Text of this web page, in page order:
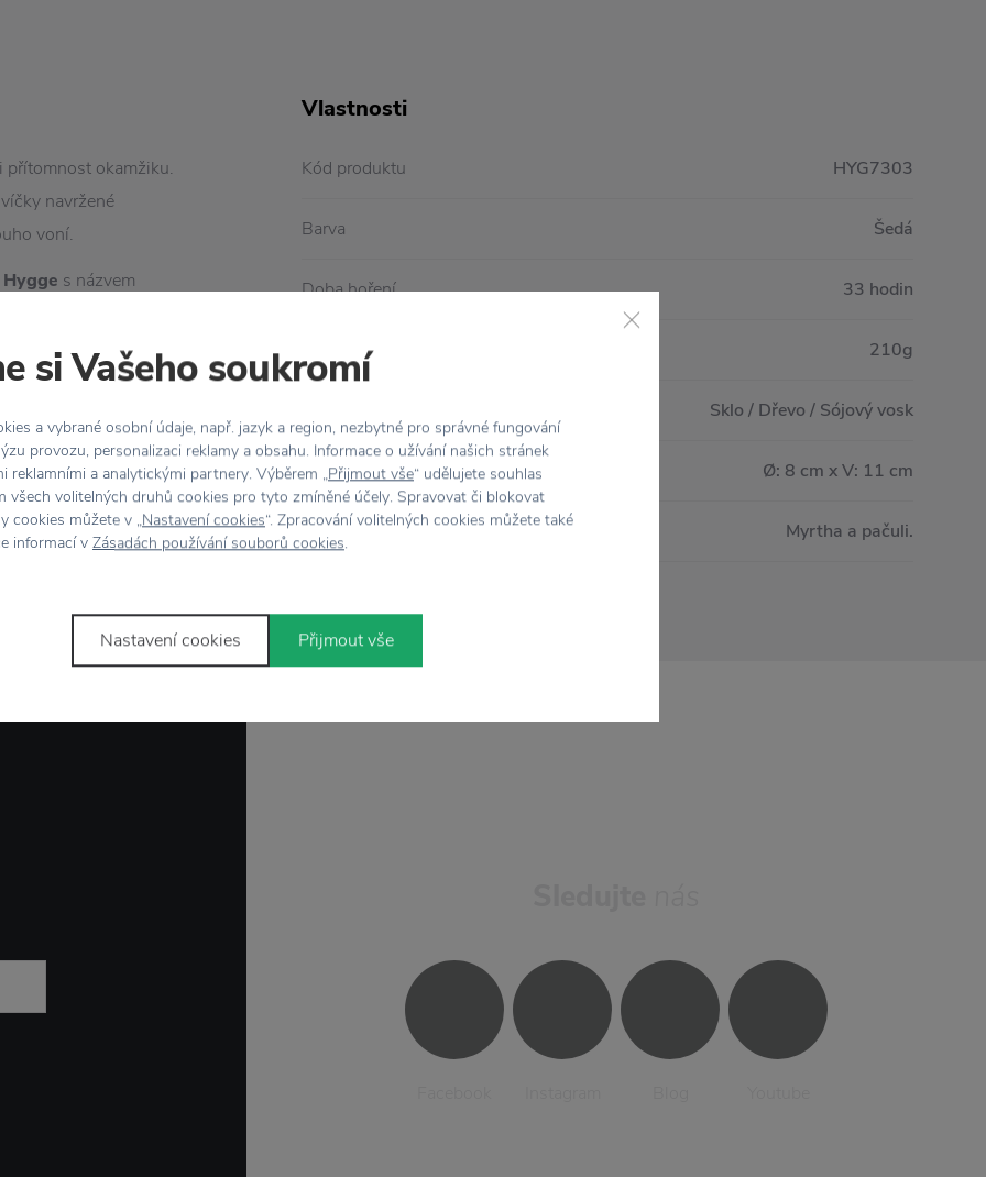
přítomnost okamžiku.
navržené
voní.
Hygge s názvem
a čistě. Díky dvěma
jako dekoraci.
Vlastnosti
Kód produktu HYG7303
Barva Šedá
Doba hoření 33 hodin
Hmotnost 210g
Sklo / Dřevo / Sójový vosk
Rozměr Ø: 8 cm x V: 11 cm
Vůně Myrtha a pačuli.
si Vašeho soukromí
a vybrané osobní údaje, např. jazyk a region, nezbytné pro správné fungování
provozu, personalizaci reklamy a obsahu. Informace o užívání našich stránek
reklamními a analytickými partnery. Výběrem „Přijmout vše“ udělujete souhlas
všech volitelných druhů cookies pro tyto zmíněné účely. Spravovat či blokovat
cookies můžete v „Nastavení cookies“. Zpracování volitelných cookies můžete také
informací v Zásadách používání souborů cookies.
Nastavení cookies Přijmout vše